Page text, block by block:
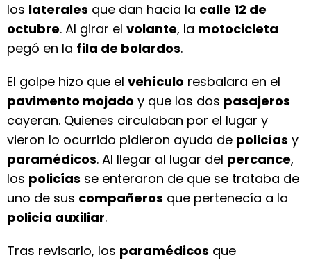
los laterales que dan hacia la calle 12 de
octubre. Al girar el volante, la motocicleta
pegó en la fila de bolardos.
El golpe hizo que el vehículo resbalara en el
pavimento mojado y que los dos pasajeros
cayeran. Quienes circulaban por el lugar y
vieron lo ocurrido pidieron ayuda de policías y
paramédicos. Al llegar al lugar del percance,
los policías se enteraron de que se trataba de
uno de sus compañeros que pertenecía a la
policía auxiliar.
Tras revisarlo, los paramédicos que